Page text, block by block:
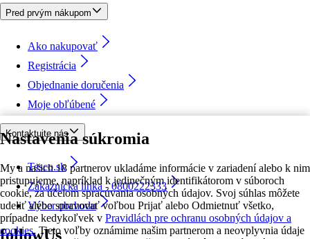
Nastavenia súkromia
My a našich 18 partnerov ukladáme informácie v zariadení alebo k nim
pristupujeme, napríklad k jedinečným identifikátorom v súboroch
cookie, za účelom spracúvania osobných údajov. Svoj súhlas môžete
udeliť alebo spravovať voľbou Prijať alebo Odmietnuť všetko,
prípadne kedykoľvek v Pravidlách pre ochranu osobných údajov a
cookies. Tieto voľby oznámime našim partnerom a neovplyvnia údaje
Pred prvým nákupom
Ako nakupovať
Registrácia
Objednanie doručenia
Moje obľúbené
Kontaktujte nás
Tesco.sk
Zákaznícka linka - 0800222333
Výber obchodu
followUs